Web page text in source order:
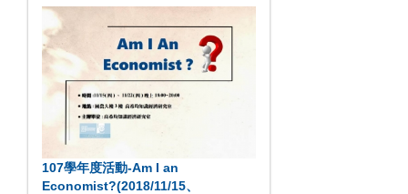
107學年度活動-Am I an
Economist?(2018/11/15、